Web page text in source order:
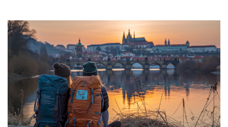
rodinou.